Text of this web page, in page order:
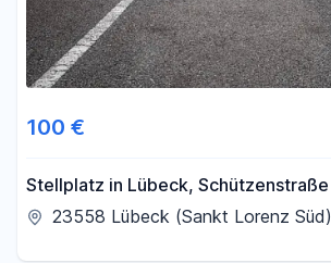
100 €
Stellplatz in Lübeck, Schützenstraße
23558 Lübeck (Sankt Lorenz Süd)